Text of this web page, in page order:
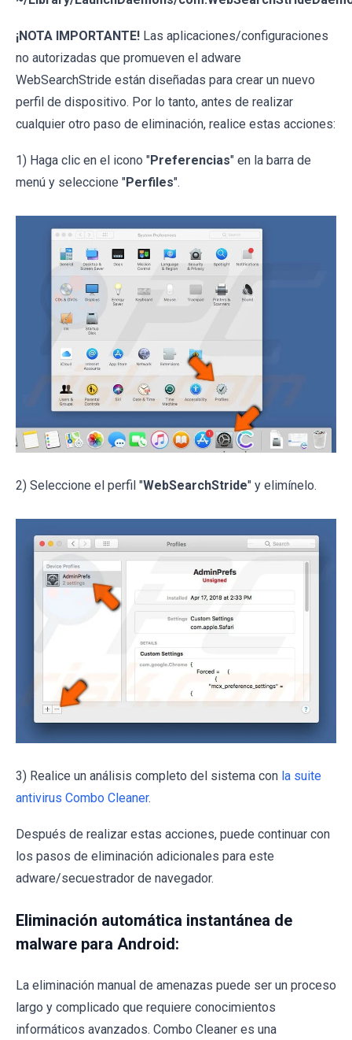
¡NOTA IMPORTANTE! Las aplicaciones/configuraciones
no autorizadas que promueven el adware
WebSearchStride están diseñadas para crear un nuevo
perfil de dispositivo. Por lo tanto, antes de realizar
cualquier otro paso de eliminación, realice estas acciones:
1) Haga clic en el icono "Preferencias" en la barra de
menú y seleccione "Perfiles".
2) Seleccione el perfil "WebSearchStride" y elimínelo.
3) Realice un análisis completo del sistema con la suite
antivirus Combo Cleaner.
Después de realizar estas acciones, puede continuar con
los pasos de eliminación adicionales para este
adware/secuestrador de navegador.
Eliminación automática instantánea de
malware para Android:
La eliminación manual de amenazas puede ser un proceso
largo y complicado que requiere conocimientos
informáticos avanzados. Combo Cleaner es una